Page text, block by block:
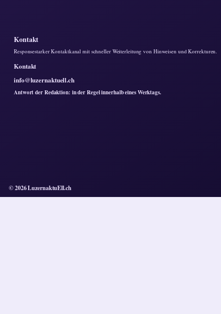
Kontakt
Responsestarker Kontaktkanal mit schneller Weiterleitung von Hinweisen und Korrekturen.
Kontakt
info@luzernaktuell.ch
Antwort der Redaktion: in der Regel innerhalb eines Werktags.
© 2026 LuzernaktuEll.ch